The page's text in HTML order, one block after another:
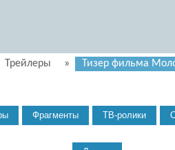
Трейлеры » Тизер фильма